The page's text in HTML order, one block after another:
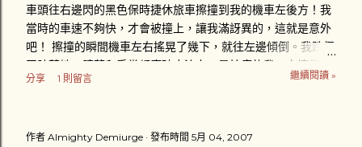
車頭往右邊閃的黑色保時捷休旅車擦撞到我的機車左後方！我
當時的車速不夠快，才會被撞上，讓我滿訝異的，這就是意外
吧！ 擦撞的瞬間機車左右搖晃了幾下，就往左邊傾倒。我跌個
四肢著地，膝蓋和手掌都磨破皮流血，最怕痛的我一次擦傷好
幾個部位，真是給我「賺到」了。趴在地上後，忍著疼痛立刻
來，避免演變成肇事逃逸。那位男駕駛「很好心」的把我的機
分享 1 則留言 繼續閱讀 »
作者 Almighty Demiurge 發布時間 5月 04, 2007